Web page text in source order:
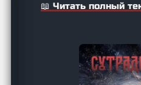
📖 Читать полный